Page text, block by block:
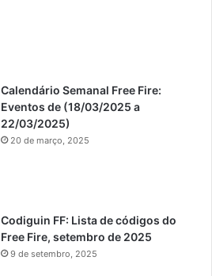
Calendário Semanal Free Fire:
Eventos de (18/03/2025 a
22/03/2025)
20 de março, 2025
Codiguin FF: Lista de códigos do
Free Fire, setembro de 2025
9 de setembro, 2025